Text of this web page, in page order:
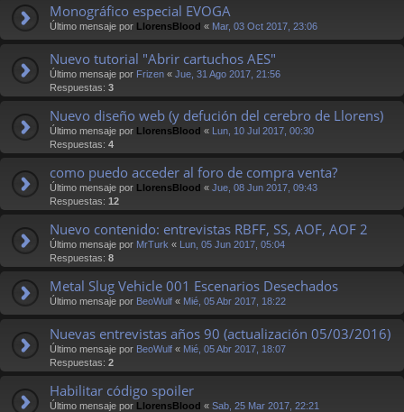
Monográfico especial EVOGA
Último mensaje por LlorensBlood « Mar, 03 Oct 2017, 23:06
Nuevo tutorial "Abrir cartuchos AES"
Último mensaje por Frizen « Jue, 31 Ago 2017, 21:56
Respuestas: 3
Nuevo diseño web (y defución del cerebro de Llorens)
Último mensaje por LlorensBlood « Lun, 10 Jul 2017, 00:30
Respuestas: 4
como puedo acceder al foro de compra venta?
Último mensaje por LlorensBlood « Jue, 08 Jun 2017, 09:43
Respuestas: 12
Nuevo contenido: entrevistas RBFF, SS, AOF, AOF 2
Último mensaje por MrTurk « Lun, 05 Jun 2017, 05:04
Respuestas: 8
Metal Slug Vehicle 001 Escenarios Desechados
Último mensaje por BeoWulf « Mié, 05 Abr 2017, 18:22
Nuevas entrevistas años 90 (actualización 05/03/2016)
Último mensaje por BeoWulf « Mié, 05 Abr 2017, 18:07
Respuestas: 2
Habilitar código spoiler
Último mensaje por LlorensBlood « Sab, 25 Mar 2017, 22:21